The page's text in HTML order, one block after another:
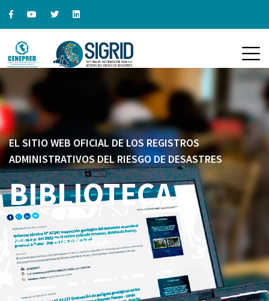
EL SITIO WEB OFICIAL DE LOS REGISTROS
ADMINISTRATIVOS DEL RIESGO DE DESASTRES
BIBLIOTECA
INICIO BIBLIOTECA